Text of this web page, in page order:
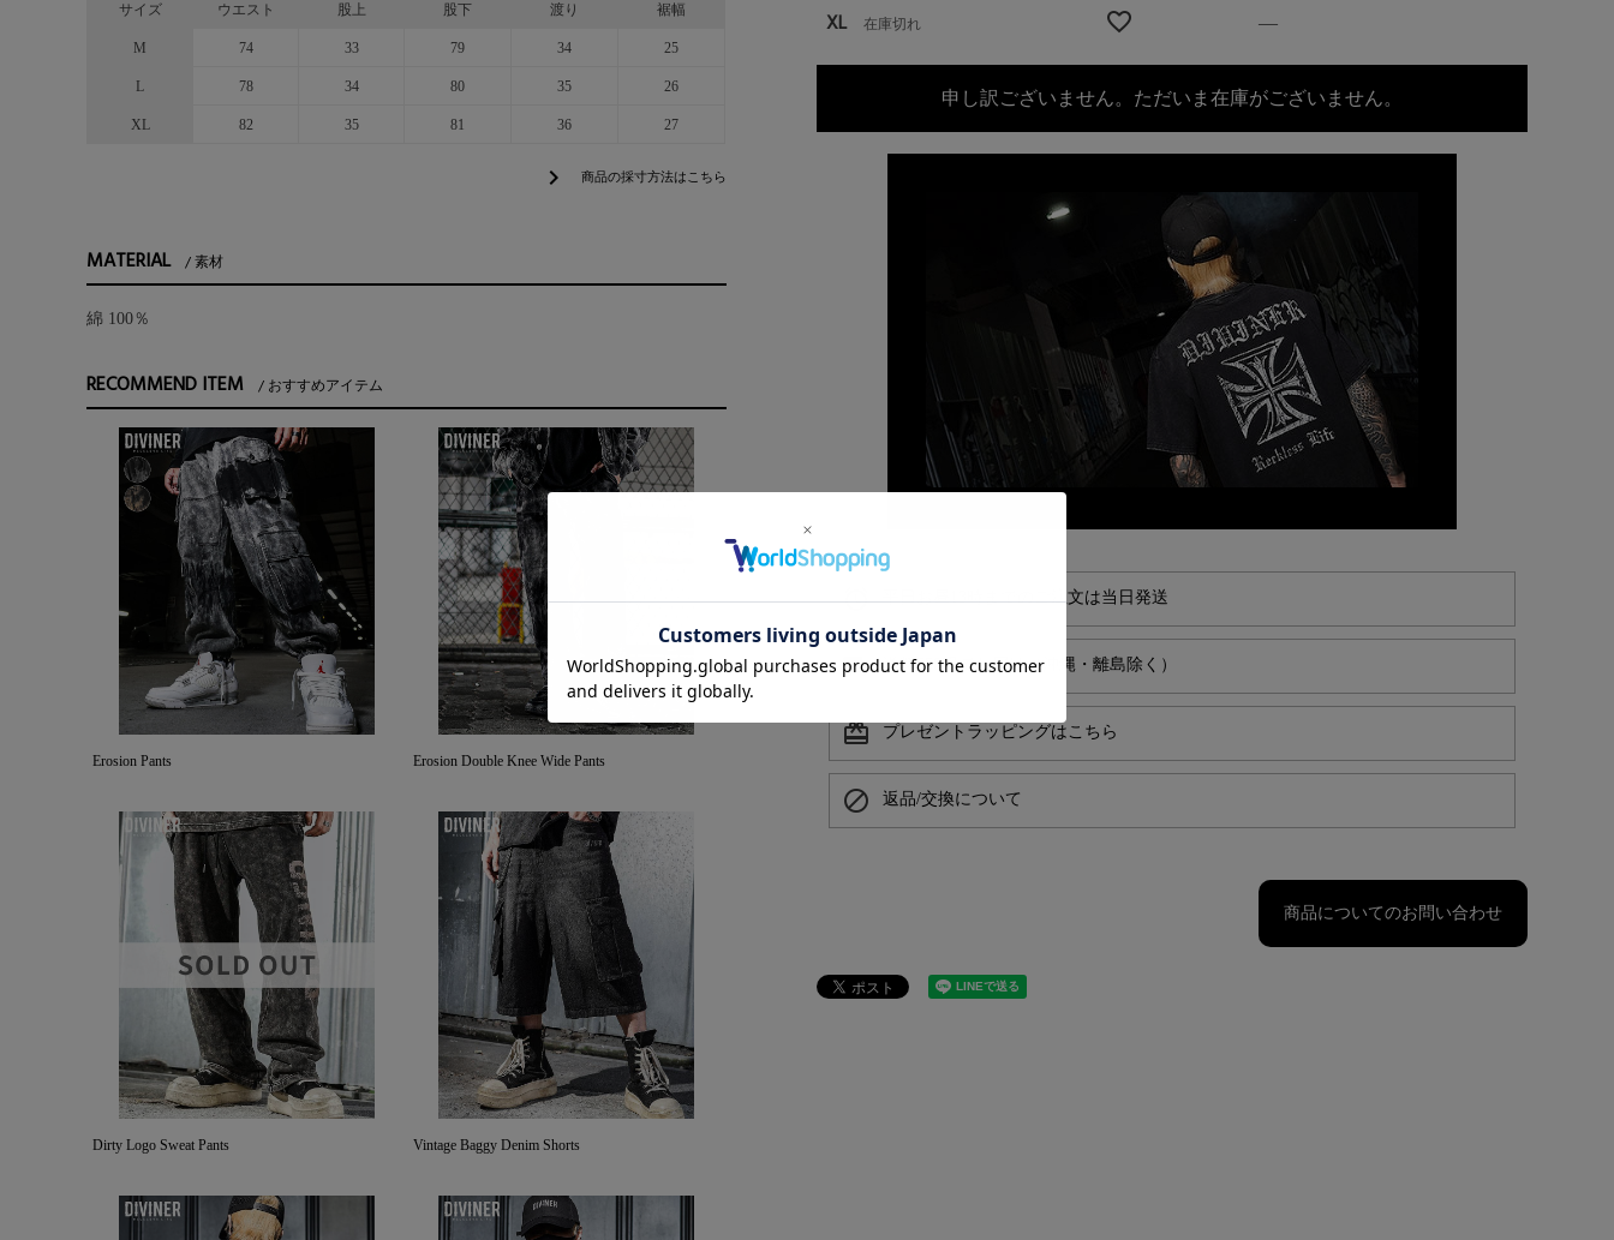
サイズ ウエスト 股上 股下 渡り 裾幅
M 74 33 79 34 25
L 78 34 80 35 26
XL 82 35 81 36 27
chevron_right 商品の採寸方法はこちら
MATERIAL 素材
綿 100％
RECOMMEND ITEM おすすめアイテム
Erosion Pants Erosion Double Knee Wide Pants
Dirty Logo Sweat Pants Vintage Baggy Denim Shorts
XL 在庫切れ —
申し訳ございません。ただいま在庫がございません。
alarm 平日お昼13時までのご注文は当日発送
local_shipping 送料550円でお届け（沖縄・離島除く）
card_giftcard プレゼントラッピングはこちら
block 返品/交換について
商品についてのお問い合わせ